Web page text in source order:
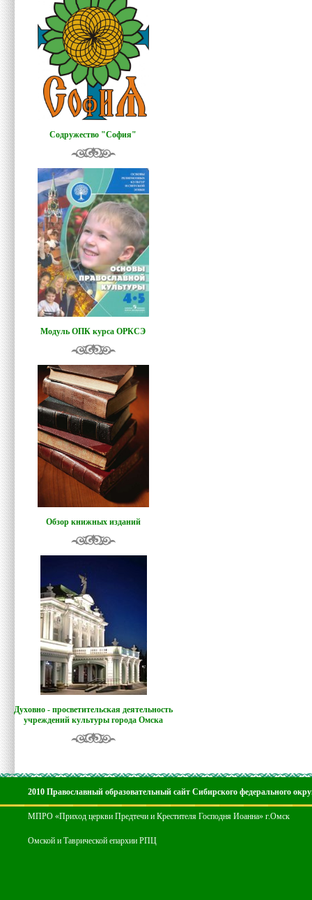
Содружество "София"
Модуль ОПК курса ОРКСЭ
Обзор книжных изданий
Духовно - просветительская деятельность
учреждений культуры города Омска
2010 Православный образовательный сайт Сибирского федерального
МПРО «Приход церкви Предтечи и Крестителя Господня Иоанна» г.Омск
Омской и Таврической епархии РПЦ